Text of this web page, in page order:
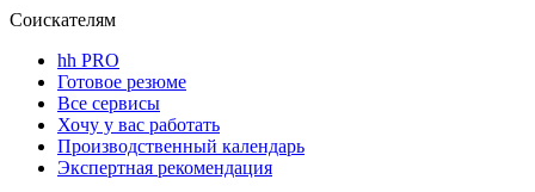
Соискателям
hh PRO
Готовое резюме
Все сервисы
Хочу у вас работать
Производственный календарь
Экспертная рекомендация